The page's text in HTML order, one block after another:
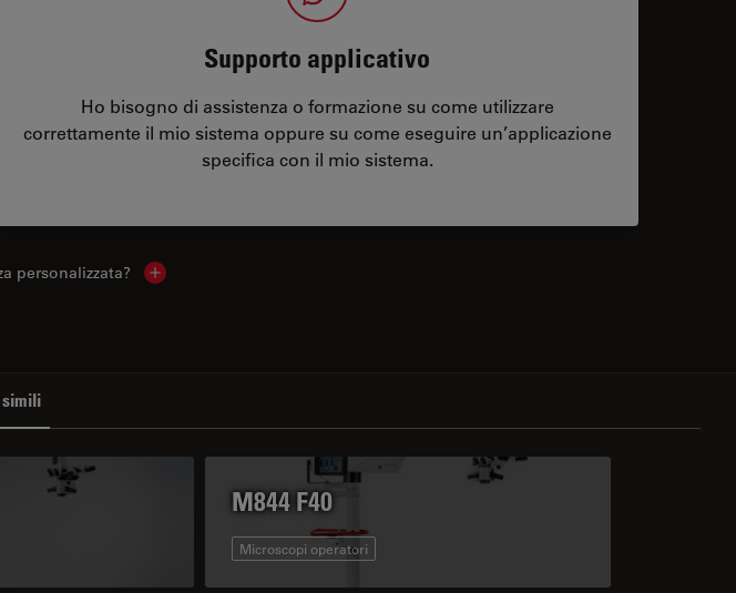
Supporto applicativo
Ho bisogno di assistenza o formazione su come utilizzare
correttamente il mio sistema oppure su come eseguire un’applicazione
specifica con il mio sistema.
personalizzata? Show local contacts
M844 F40
Microscopi operatori